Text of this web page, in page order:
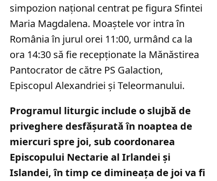
simpozion național centrat pe figura Sfintei
Maria Magdalena. Moaștele vor intra în
România în jurul orei 11:00, urmând ca la
ora 14:30 să fie recepționate la Mănăstirea
Pantocrator de către PS Galaction,
Episcopul Alexandriei și Teleormanului.
Programul liturgic include o slujbă de
priveghere desfășurată în noaptea de
miercuri spre joi, sub coordonarea
Episcopului Nectarie al Irlandei și
Islandei, în timp ce dimineața de joi va fi